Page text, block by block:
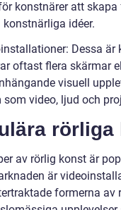
konstnärer att
idéer.
Dessa
oftast flera skärmar
visuell
som video, ljud och
rörliga
av rörlig konst är
är
formerna av